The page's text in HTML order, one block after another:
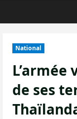
National
L’armée
de ses